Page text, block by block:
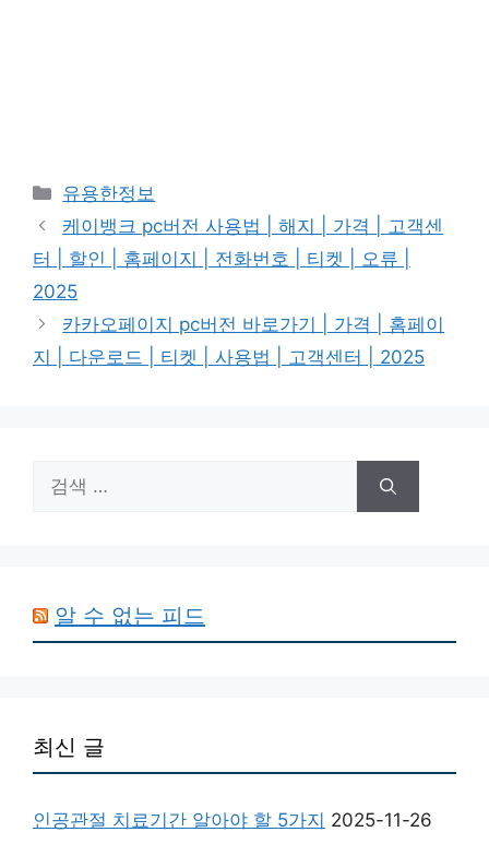
카
테
리
유용한정보
케이뱅크 pc버전 사용법 | 해지 | 가격 | 고객센
터 | 할인 | 홈페이지 | 전화번호 | 티켓 | 오류 |
2025
카카오페이지 pc버전 바로가기 | 가격 | 홈페이
지 | 다운로드 | 티켓 | 사용법 | 고객센터 | 2025
색:
알 수 없는 피드
최신 글
인공관절 치료기간 알아야 할 5가지 2025-11-26